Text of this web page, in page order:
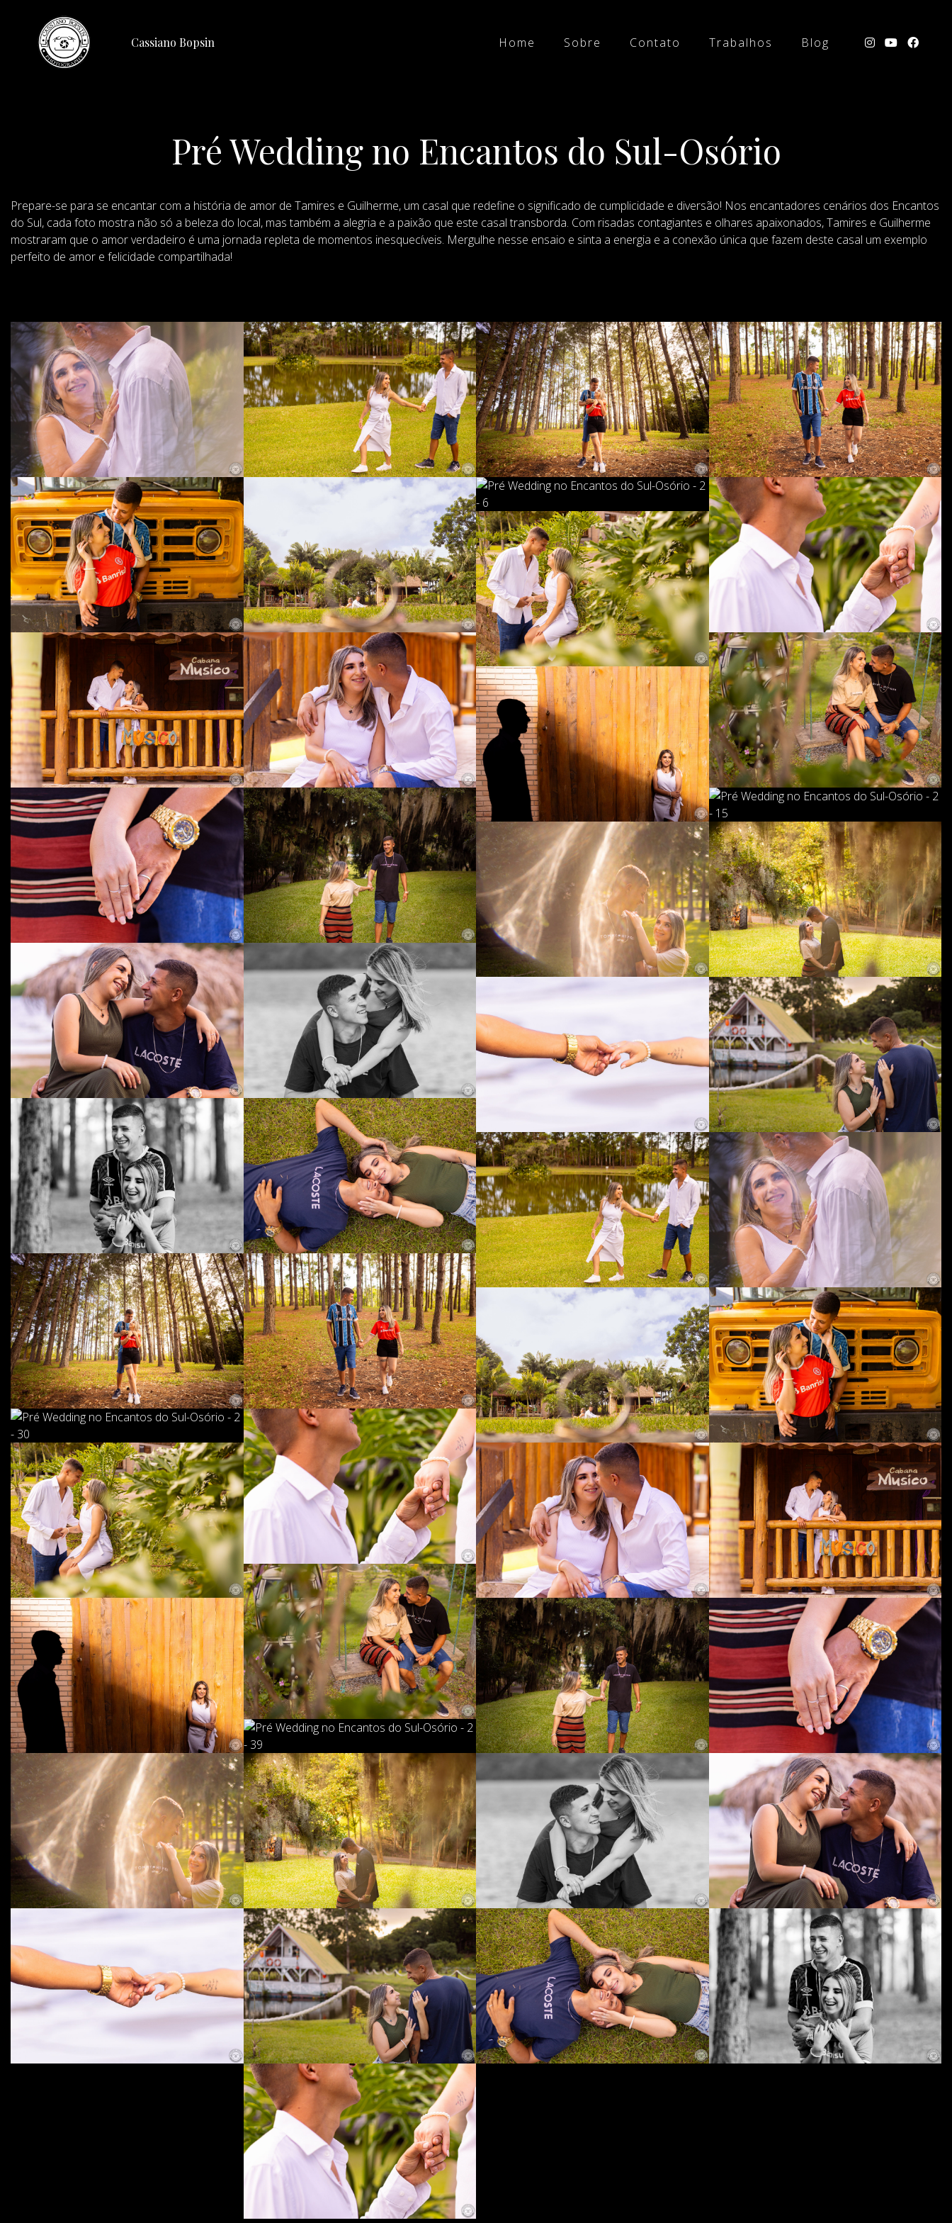
Cassiano Bopsin Home Sobre Contato Trabalhos Blog
Pré Wedding no Encantos do Sul-Osório
Prepare-se para se encantar com a história de amor de Tamires e Guilherme, um casal que redefine o significado de cumplicidade e diversão! Nos encantadores cenários dos Encantos
do Sul, cada foto mostra não só a beleza do local, mas também a alegria e a paixão que este casal transborda. Com risadas contagiantes e olhares apaixonados, Tamires e Guilherme
mostraram que o amor verdadeiro é uma jornada repleta de momentos inesquecíveis. Mergulhe nesse ensaio e sinta a energia e a conexão única que fazem deste casal um exemplo
perfeito de amor e felicidade compartilhada!